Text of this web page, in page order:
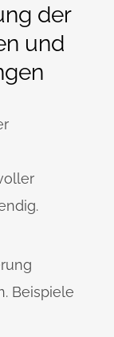
der
und
Beispiele